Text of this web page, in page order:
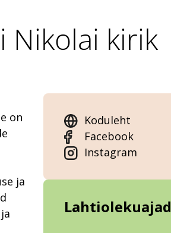
Nikolai kirik
on
ja
Koduleht
Facebook
Instagram
Lahtiolekuajad